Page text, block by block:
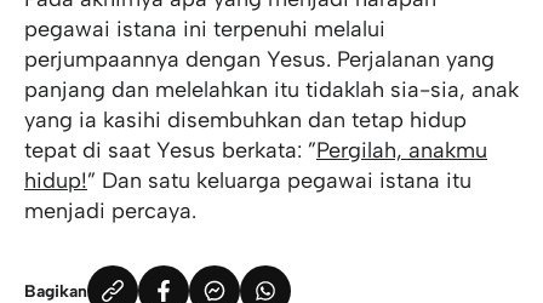
pegawai istana ini terpenuhi melalui
perjumpaannya dengan Yesus. Perjalanan yang
panjang dan melelahkan itu tidaklah sia-sia, anak
yang ia kasihi disembuhkan dan tetap hidup
tepat di saat Yesus berkata: ”Pergilah, anakmu
hidup!” Dan satu keluarga pegawai istana itu
menjadi percaya.
Bagikan